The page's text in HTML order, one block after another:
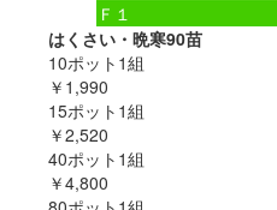
Ｆ１
はくさい・晩寒90苗
10ポット1組
￥1,990
15ポット1組
￥2,520
40ポット1組
￥4,800